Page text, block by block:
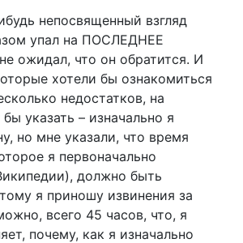
непосвященный взгляд
упал на ПОСЛЕДНЕЕ
ожидал, что он обратится. И
хотели бы ознакомиться
недостатков, на
указать – изначально я
но мне указали, что время
я первоначально
должно быть
я приношу извинения за
всего 45 часов, что, я
почему, как я изначально